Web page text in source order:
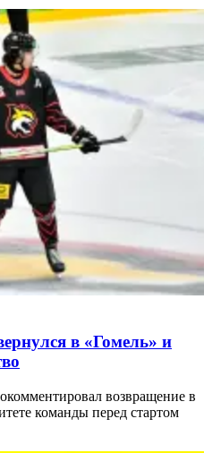
в «Гомель» и
возвращение в
команды перед стартом